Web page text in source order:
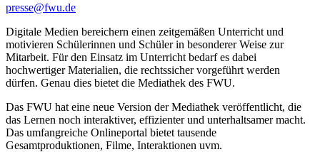
presse@fwu.de
Digitale Medien bereichern einen zeitgemäßen Unterricht und
motivieren Schülerinnen und Schüler in besonderer Weise zur
Mitarbeit. Für den Einsatz im Unterricht bedarf es dabei
hochwertiger Materialien, die rechtssicher vorgeführt werden
dürfen. Genau dies bietet die Mediathek des FWU.
Das FWU hat eine neue Version der Mediathek veröffentlicht, die
das Lernen noch interaktiver, effizienter und unterhaltsamer macht.
Das umfangreiche Onlineportal bietet tausende
Gesamtproduktionen, Filme, Interaktionen uvm.